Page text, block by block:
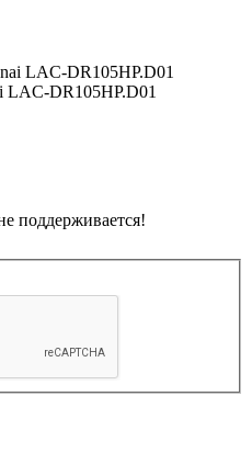
LAC-DR105HP.D01
поддерживается!